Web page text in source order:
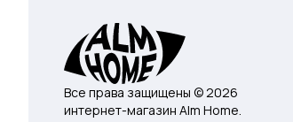
Все права защищены © 2026
интернет-магазин Alm Home.